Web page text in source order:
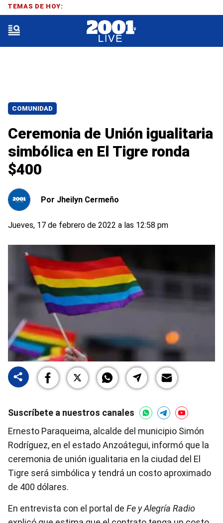
COMUNIDAD
Ceremonia de Unión igualitaria
simbólica en El Tigre ronda
$400
Por Jheilyn Cermeño
Jueves, 17 de febrero de 2022 a las 12:58 pm
Suscríbete a nuestros canales
Ernesto Paraqueima, alcalde del municipio Simón
Rodríguez, en el estado Anzoátegui, informó que la
ceremonia de unión igualitaria en la ciudad del El
Tigre será simbólica y tendrá un costo aproximado
de 400 dólares.
En entrevista con el portal de Fe y Alegría Radio
TEMAS DE HOY: